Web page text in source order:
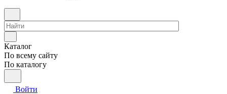
Каталог
По всему сайту
По каталогу
Войти